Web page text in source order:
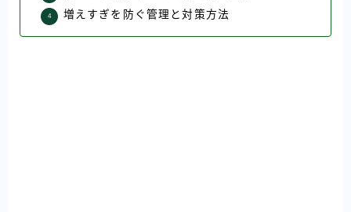
増えすぎを防ぐ管理と対策方法